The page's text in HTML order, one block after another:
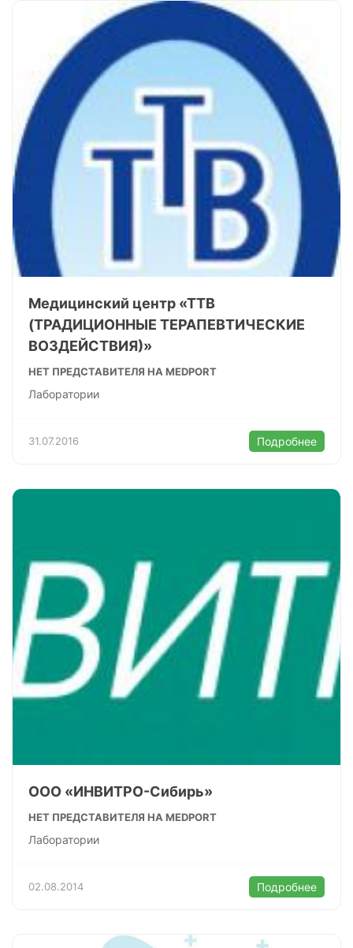
Медицинский центр «ТТВ
(ТРАДИЦИОННЫЕ ТЕРАПЕВТИЧЕСКИЕ
ВОЗДЕЙСТВИЯ)»
НЕТ ПРЕДСТАВИТЕЛЯ НА MEDPORT
Лаборатории
31.07.2016 Подробнее
ООО «ИНВИТРО-Сибирь»
НЕТ ПРЕДСТАВИТЕЛЯ НА MEDPORT
Лаборатории
02.08.2014 Подробнее